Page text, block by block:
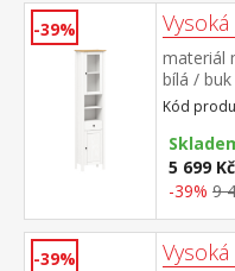
-39%
materiál
bílá /
každými
sestavy
Kód
5 699 Kč
-39% 9
-39%